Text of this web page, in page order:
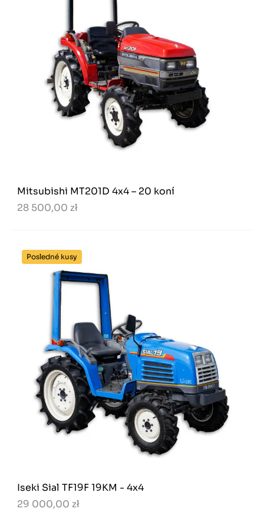
Mitsubishi MT201D 4x4 – 20 koní
28 500,00 zł
Posledné kusy
Iseki Sial TF19F 19KM - 4x4
29 000,00 zł